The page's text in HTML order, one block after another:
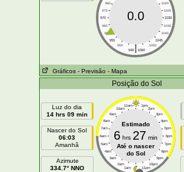
980
1020
975
1025
970
1030
965
1035
960
1040
955
1045
950
1050
|
940 1060
0.0
Gráficos - Previsão - Mapa
Posição do Sol
Luz do dia
14 hrs 09 min
Nascer do Sol
06:03
Amanhã
Azimute
334.7° NNO
11am 1pm
10am 2pm
9am 3pm
8am 4pm
7am 5pm
6am 6pm
5am 7pm
4am 8pm
3am 9pm
2am 10pm
1am 11pm
Estimado
6 hrs 27 min
Até o nascer
do Sol